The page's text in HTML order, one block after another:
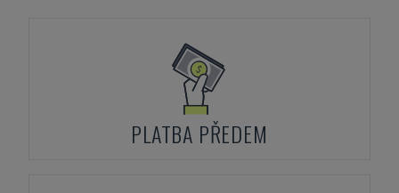
PLATBA PŘEDEM